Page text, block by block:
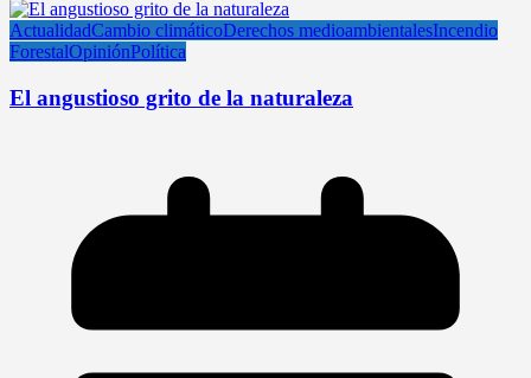
ActualidadCambio climáticoDerechos medioambientalesIncendio
ForestalOpiniónPolítica
El angustioso grito de la naturaleza